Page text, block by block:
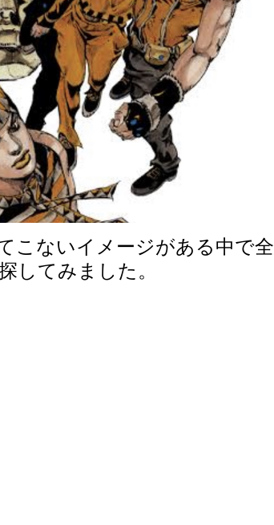
こないイメージがある中で全
してみました。